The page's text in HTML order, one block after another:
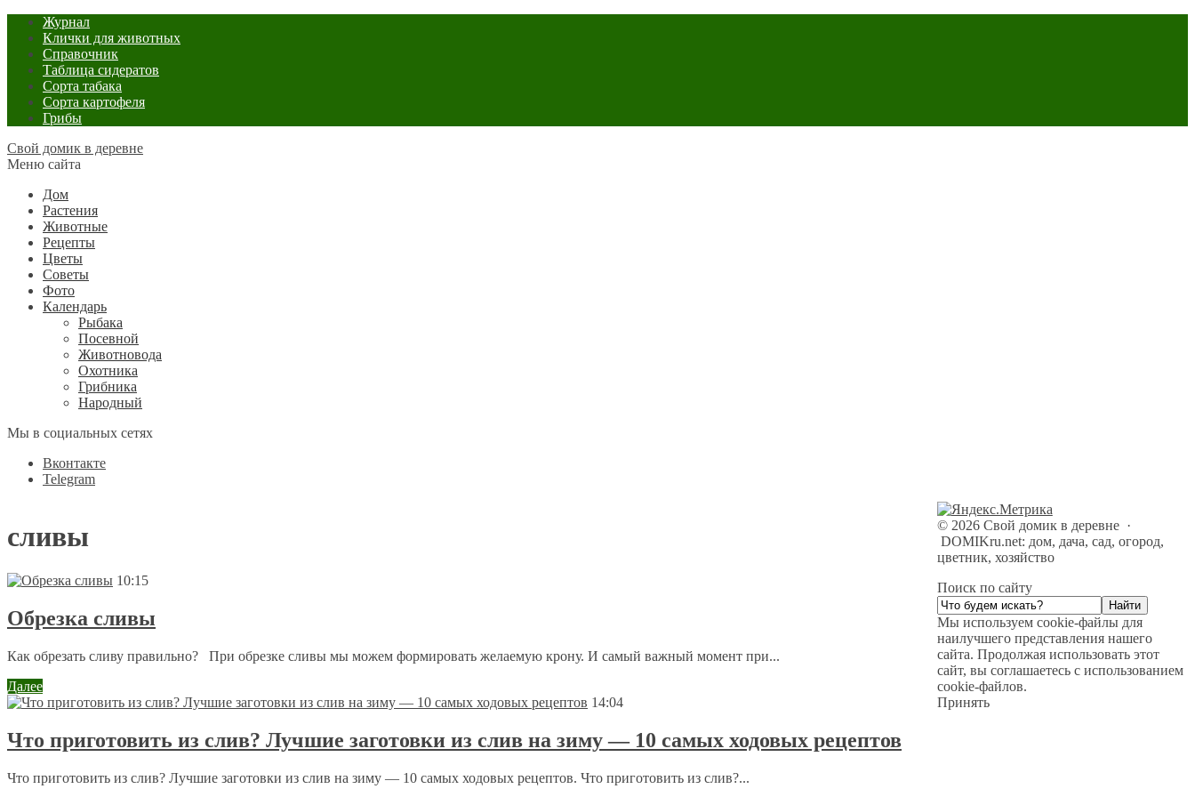
Журнал
Клички для животных
Справочник
Таблица сидератов
Сорта табака
Сорта картофеля
Грибы
Свой домик в деревне
Меню сайта
Дом
Растения
Животные
Рецепты
Цветы
Советы
Фото
Календарь
Рыбака
Посевной
Животновода
Охотника
Грибника
Народный
Мы в социальных сетях
Вконтакте
Telegram
сливы
10:15
Обрезка сливы
Как обрезать сливу правильно? При обрезке сливы мы можем формировать желаемую крону. И самый важный момент при...
Далее
14:04
Что приготовить из слив? Лучшие заготовки из слив на зиму — 10 самых ходовых рецептов
Что приготовить из слив? Лучшие заготовки из слив на зиму — 10 самых ходовых рецептов. Что приготовить из слив?...
© 2026 Свой домик в деревне·
DOMIKru.net: дом, дача, сад, огород,
цветник, хозяйство
Поиск по сайту
Мы используем cookie-файлы для
наилучшего представления нашего
сайта. Продолжая использовать этот
сайт, вы соглашаетесь с использованием
cookie-файлов.
Принять